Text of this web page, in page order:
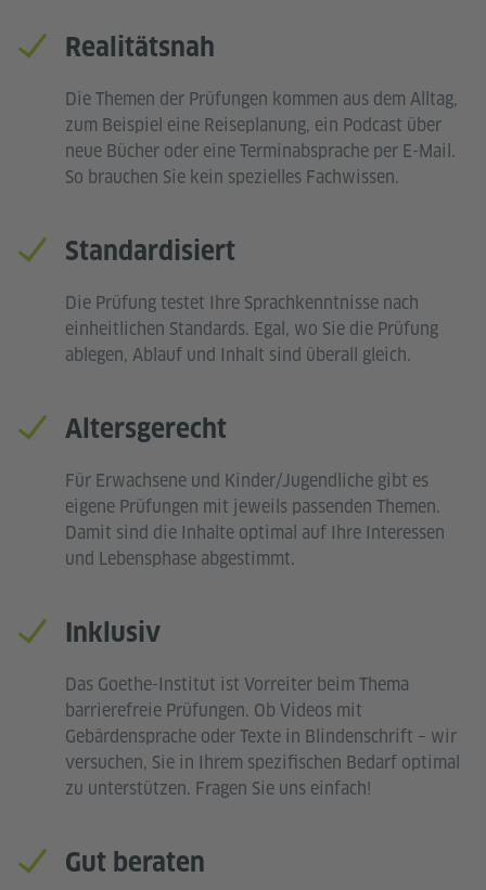
Realitätsnah
Die Themen der Prüfungen kommen aus dem Alltag,
zum Beispiel eine Reiseplanung, ein Podcast über
neue Bücher oder eine Terminabsprache per E-Mail.
So brauchen Sie kein spezielles Fachwissen.
Standardisiert
Die Prüfung testet Ihre Sprachkenntnisse nach
einheitlichen Standards. Egal, wo Sie die Prüfung
ablegen, Ablauf und Inhalt sind überall gleich.
Altersgerecht
Für Erwachsene und Kinder/Jugendliche gibt es
eigene Prüfungen mit jeweils passenden Themen.
Damit sind die Inhalte optimal auf Ihre Interessen
und Lebensphase abgestimmt.
Inklusiv
Das Goethe-Institut ist Vorreiter beim Thema
barrierefreie Prüfungen. Ob Videos mit
Gebärdensprache oder Texte in Blindenschrift – wir
versuchen, Sie in Ihrem spezifischen Bedarf optimal
zu unterstützen. Fragen Sie uns einfach!
Gut beraten